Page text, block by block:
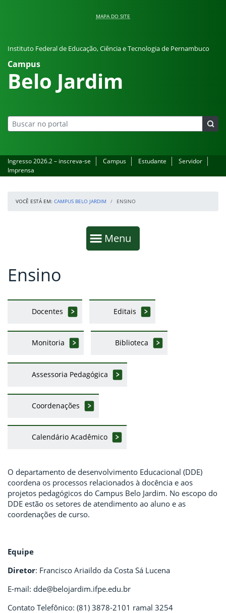
MAPA DO SITE
Instituto Federal de Educação, Ciência e Tecnologia de Pernambuco
Campus
Belo Jardim
Ingresso 2026.2 – inscreva-se Campus Estudante
Servidor
Imprensa
VOCÊ ESTÁ EM: CAMPUS BELO JARDIM ENSINO
Mostrar
Menu
Fim da navegação
Início do conteúdo
Ensino
Docentes Editais
Monitoria Biblioteca
Assessoria Pedagógica
Coordenações
Calendário Acadêmico
O departamento de desenvolvimento Educacional (DDE)
coordena os processos relacionados à docência e aos
projetos pedagógicos do Campus Belo Jardim. No escopo do
DDE estão os setores de atendimento ao aluno e as
coordenações de curso.
Equipe
Diretor: Francisco Ariaildo da Costa Sá Lucena
E-mail: dde@belojardim.ifpe.edu.br
Contato Telefônico: (81) 3878-2101 ramal 3254